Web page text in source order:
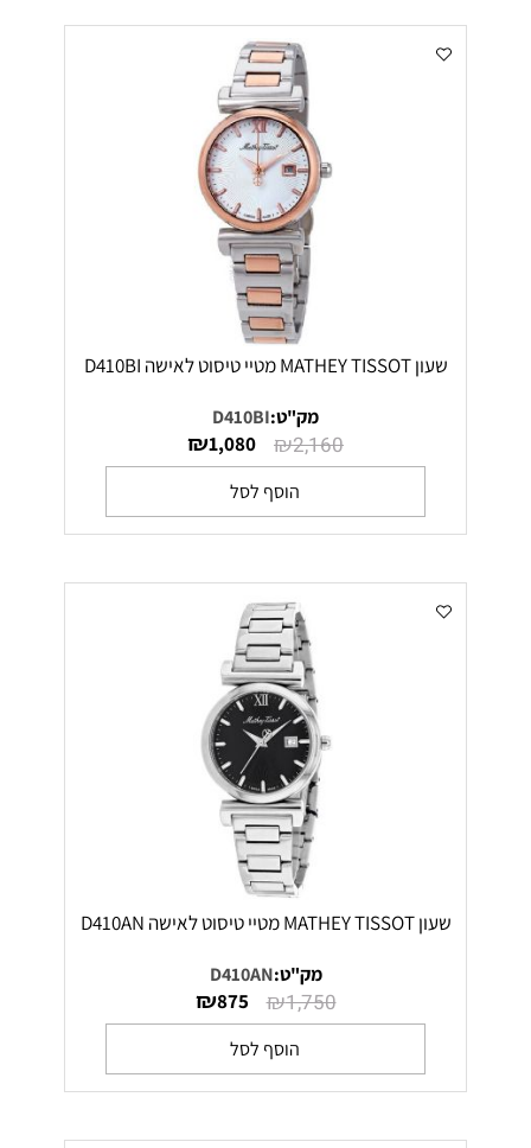
שעון MATHEY TISSOT מטיי טיסוט לאישה D410BI
מק"ט:D410BI
₪2,160
₪1,080
הוסף לסל
שעון MATHEY TISSOT מטיי טיסוט לאישה D410AN
מק"ט:D410AN
₪1,750
₪875
הוסף לסל